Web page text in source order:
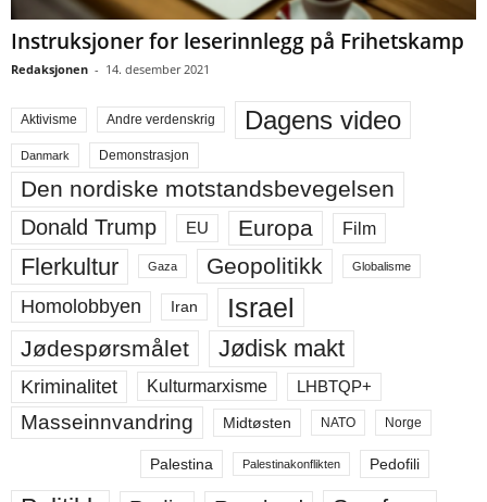
Instruksjoner for leserinnlegg på Frihetskamp
Redaksjonen - 14. desember 2021
Aktivisme Andre verdenskrig Dagens video
Danmark Demonstrasjon
Den nordiske motstandsbevegelsen
Donald Trump EU Europa Film
Flerkultur Gaza Geopolitikk Globalisme
Homolobbyen Iran Israel
Jødespørsmålet Jødisk makt
Kriminalitet Kulturmarxisme LHBTQP+
Masseinnvandring Midtøsten NATO Norge
Palestina Palestinakonflikten Pedofili